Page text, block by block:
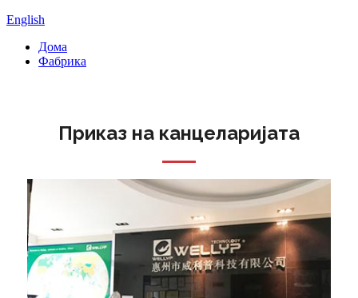
English
Дома
Фабрика
Приказ на канцеларијата